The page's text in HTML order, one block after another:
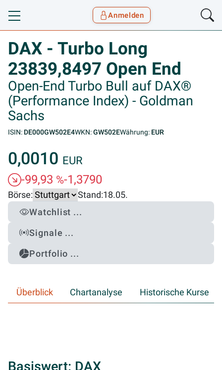
Toggle navigation
Anmelden
DAX - Turbo Long
23839,8497 Open End
Open-End Turbo Bull auf DAX®
(Performance Index) - Goldman
Sachs
ISIN: DE000GW502E4WKN:GW502EWährung: EUR
0,0010 EUR
-99,93 %-1,3790
Börse: Stand:18.05.
Watchlist ...
Signale ...
Portfolio ...
Überblick Chartanalyse Historische Kurse
Basiswert: DAX